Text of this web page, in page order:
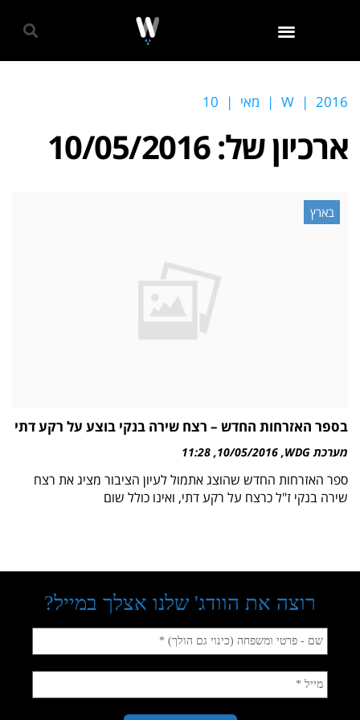
W | 2016
| מאי |
10
ארכיון של:10/05/2016
בארץ
בספר האזרחות החדש – רצח שירה בנקי בוצע על רקע דתי
מערכת WDG 10/05/2016
11:28
ספר האזרחות החדש שהוצג אתמול לעיון הציבור מציג את רצח
שירה בנקי ז"ל כרצח על רקע דתי, ואינו כולל שום